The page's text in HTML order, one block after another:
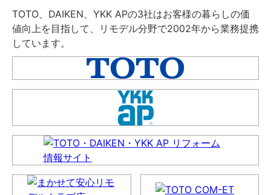
TOTO、DAIKEN、YKK APの3社はお客様の暮らしの価
値向上を目指して、リモデル分野で2002年から業務提携
しています。